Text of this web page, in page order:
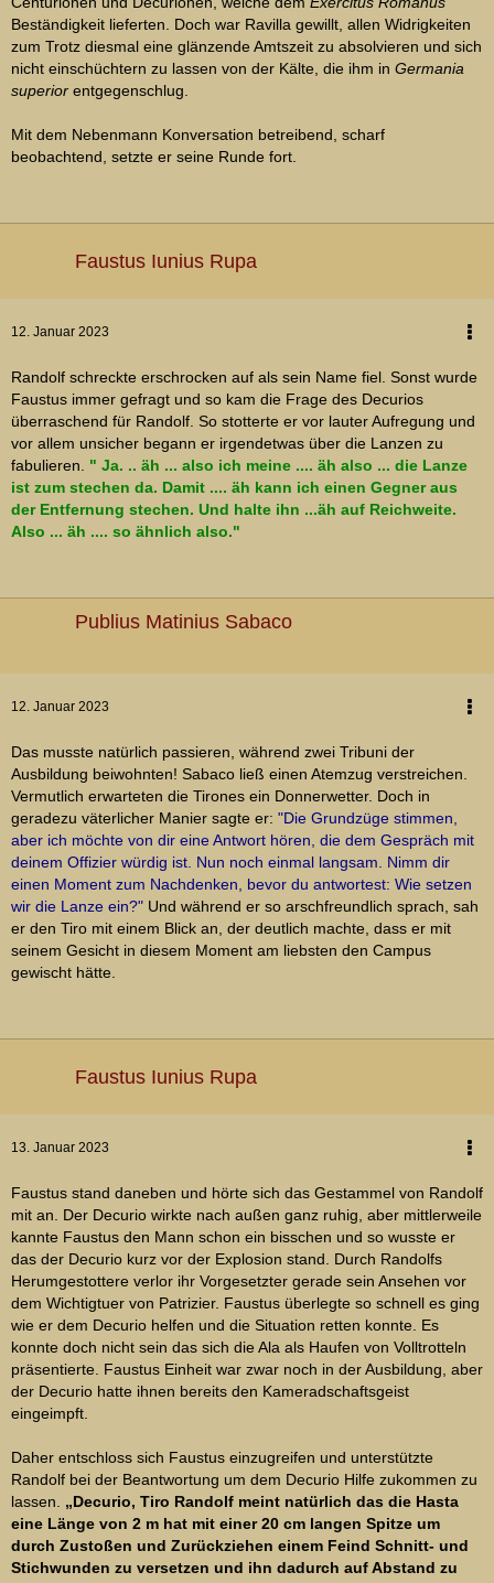
Beständigkeit lieferten. Doch war Ravilla gewillt, allen Widrigkeiten
zum Trotz diesmal eine glänzende Amtszeit zu absolvieren und sich
nicht einschüchtern zu lassen von der Kälte, die ihm in Germania
superior entgegenschlug.
Mit dem Nebenmann Konversation betreibend, scharf
beobachtend, setzte er seine Runde fort.
Faustus Iunius Rupa
12. Januar 2023
Randolf schreckte erschrocken auf als sein Name fiel. Sonst wurde
Faustus immer gefragt und so kam die Frage des Decurios
überraschend für Randolf. So stotterte er vor lauter Aufregung und
vor allem unsicher begann er irgendetwas über die Lanzen zu
fabulieren.
" Ja. .. äh ... also ich meine .... äh also ... die Lanze
ist zum stechen da. Damit .... äh kann ich einen Gegner aus
der Entfernung stechen. Und halte ihn ...äh auf Reichweite.
Also ... äh .... so ähnlich also."
Publius Matinius Sabaco
12. Januar 2023
Das musste natürlich passieren, während zwei Tribuni der
Ausbildung beiwohnten! Sabaco ließ einen Atemzug verstreichen.
Vermutlich erwarteten die Tirones ein Donnerwetter. Doch in
geradezu väterlicher Manier sagte er: "Die Grundzüge stimmen,
aber ich möchte von dir eine Antwort hören, die dem Gespräch mit
deinem Offizier würdig ist. Nun noch einmal langsam. Nimm dir
einen Moment zum Nachdenken, bevor du antwortest: Wie setzen
wir die Lanze ein?" Und während er so arschfreundlich sprach, sah
er den Tiro mit einem Blick an, der deutlich machte, dass er mit
seinem Gesicht in diesem Moment am liebsten den Campus
gewischt hätte.
Faustus Iunius Rupa
13. Januar 2023
Faustus stand daneben und hörte sich das Gestammel von Randolf
mit an. Der Decurio wirkte nach außen ganz ruhig, aber mittlerweile
kannte Faustus den Mann schon ein bisschen und so wusste er
das der Decurio kurz vor der Explosion stand. Durch Randolfs
Herumgestottere verlor ihr Vorgesetzter gerade sein Ansehen vor
dem Wichtigtuer von Patrizier. Faustus überlegte so schnell es ging
wie er dem Decurio helfen und die Situation retten konnte. Es
konnte doch nicht sein das sich die Ala als Haufen von Volltrotteln
präsentierte. Faustus Einheit war zwar noch in der Ausbildung, aber
der Decurio hatte ihnen bereits den Kameradschaftsgeist
eingeimpft.
Daher entschloss sich Faustus einzugreifen und unterstützte
Randolf bei der Beantwortung um dem Decurio Hilfe zukommen zu
lassen. „Decurio, Tiro Randolf meint natürlich das die Hasta
eine Länge von 2 m hat mit einer 20 cm langen Spitze um
durch Zustoßen und Zurückziehen einem Feind Schnitt- und
Stichwunden zu versetzen und ihn dadurch auf Abstand zu